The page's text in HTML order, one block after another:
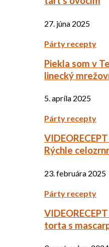
27. júna 2025
Párty recepty
Piekla som v
linecký
5. apríla 2025
Párty recepty
Rýchle
23. februára 2025
Párty recepty
torta s